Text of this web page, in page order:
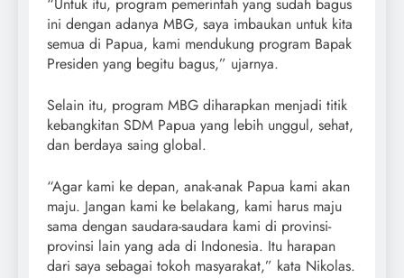
ini dengan adanya MBG, saya imbaukan untuk kita
semua di Papua, kami mendukung program Bapak
Presiden yang begitu bagus,” ujarnya.
Selain itu, program MBG diharapkan menjadi titik
kebangkitan SDM Papua yang lebih unggul, sehat,
dan berdaya saing global.
“Agar kami ke depan, anak-anak Papua kami akan
maju. Jangan kami ke belakang, kami harus maju
sama dengan saudara-saudara kami di provinsi-
provinsi lain yang ada di Indonesia. Itu harapan
dari saya sebagai tokoh masyarakat,” kata Nikolas.